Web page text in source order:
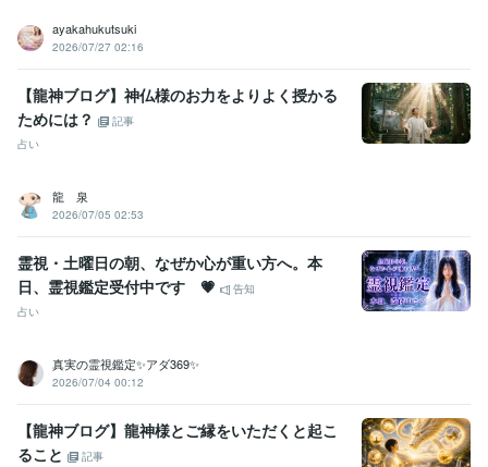
ayakahukutsuki
2026/07/27 02:16
【龍神ブログ】神仏様のお力をよりよく授かる
ためには？
記事
占い
龍 泉
2026/07/05 02:53
霊視・土曜日の朝、なぜか心が重い方へ。本
日、霊視鑑定受付中です 💗
告知
占い
真実の霊視鑑定✨アダ369✨
2026/07/04 00:12
【龍神ブログ】龍神様とご縁をいただくと起こ
ること
記事